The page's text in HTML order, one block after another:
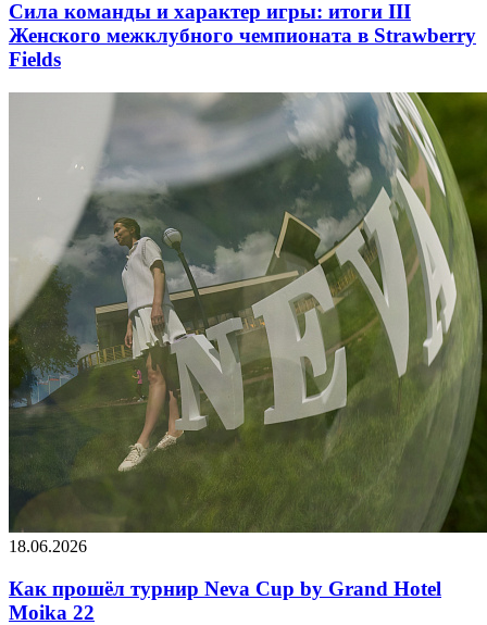
Сила команды и характер игры: итоги III
Женского межклубного чемпионата в Strawberry
Fields
18.06.2026
Как прошёл турнир Neva Cup by Grand Hotel
Moika 22